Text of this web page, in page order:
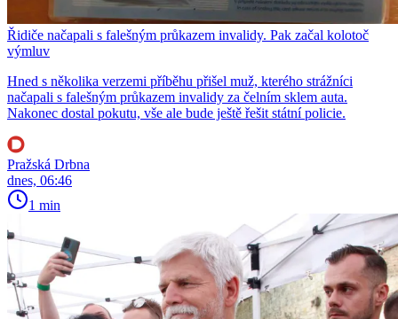
Řidiče načapali s falešným průkazem invalidy. Pak začal kolotoč
výmluv
Hned s několika verzemi příběhu přišel muž, kterého strážníci
načapali s falešným průkazem invalidy za čelním sklem auta.
Nakonec dostal pokutu, vše ale bude ještě řešit státní policie.
Pražská Drbna
dnes, 06:46
1 min